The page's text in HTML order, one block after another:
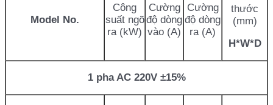
Model No.
Công
suất ngõ
ra (kW)
Cường
độ dòng
vào (A)
Cường
độ dòng
ra (A)
thước
(mm)
H*W*D
1 pha AC 220V ±15%